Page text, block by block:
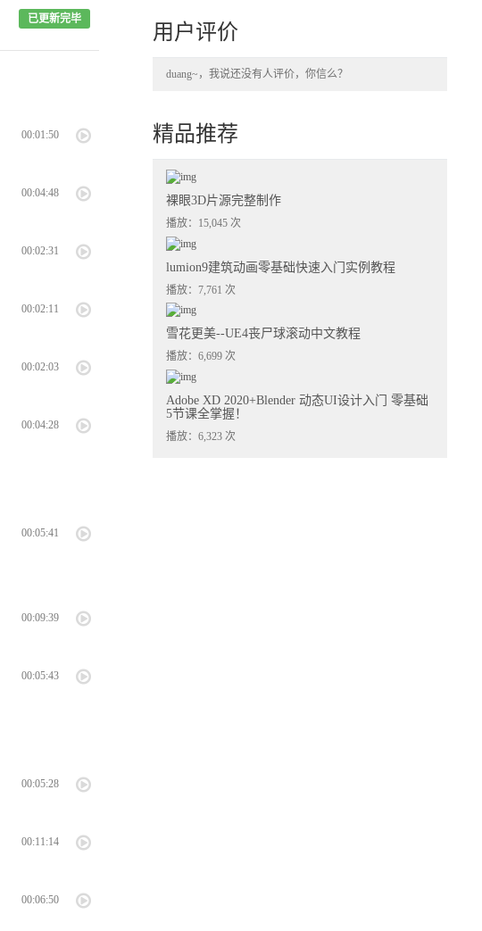
已更新完毕
00:01:50
00:04:48
00:02:31
00:02:11
00:02:03
00:04:28
00:05:41
00:09:39
00:05:43
00:05:28
00:11:14
00:06:50
用户评价
duang~，我说还没有人评价，你信么？
精品推荐
裸眼3D片源完整制作
播放：15,045 次
lumion9建筑动画零基础快速入门实例教程
播放：7,761 次
雪花更美--UE4丧尸球滚动中文教程
播放：6,699 次
Adobe XD 2020+Blender 动态UI设计入门 零基础
5节课全掌握！
播放：6,323 次